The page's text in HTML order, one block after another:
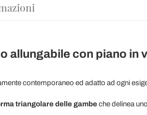
allungabile con piano in
contemporaneo ed adatto ad ogni
triangolare delle gambeche delinea